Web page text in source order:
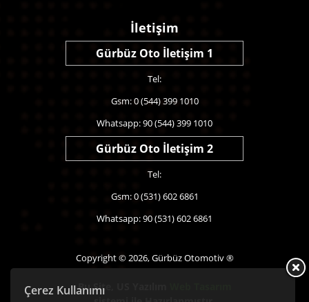
Çerez Kullanımı
İletişim
Gürbüz Oto İletişim 1
Tel:
Gsm: 0 (544) 399 1010
Whatsapp: 90 (544) 399 1010
Gürbüz Oto İletişim 2
Tel:
Gsm: 0 (531) 602 6861
Whatsapp: 90 (531) 602 6861
Copyright © 2026, Gürbüz Otomotiv ®
Bu Site,